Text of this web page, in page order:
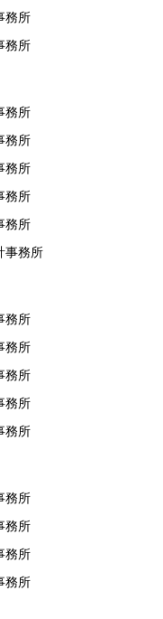
務所
務所
務所
務所
務所
務所
務所
事務所
務所
務所
務所
務所
務所
務所
務所
務所
務所